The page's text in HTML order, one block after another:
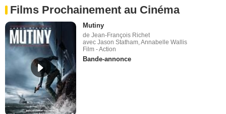
Films Prochainement au Cinéma
Mutiny
de Jean-François Richet
avec Jason Statham, Annabelle Wallis
Film - Action
Bande-annonce